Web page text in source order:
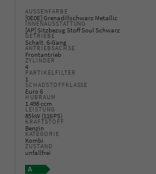
AUSSENFARBE
[0E0E] Grenadillschwarz Metallic
INNENAUSSTATTUNG
[AP] Sitzbezug Stoff Soul Schwarz
GETRIEBE
Schalt. 6-Gang
ANTRIEBSACHSE
Frontantrieb
ZYLINDER
4
PARTIKELFILTER
1
SCHADSTOFFKLASSE
Euro 6
HUBRAUM
1.498 ccm
LEISTUNG
85 kW (116 PS)
KRAFTSTOFF
Benzin
KATEGORIE
Kombi
ZUSTAND
unfallfrei